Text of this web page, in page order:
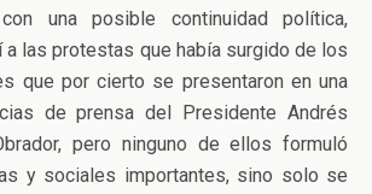
una posible continuidad política,
las protestas que había surgido de los
que por cierto se presentaron en una
de prensa del Presidente Andrés
pero ninguno de ellos formuló
y sociales importantes, sino solo se